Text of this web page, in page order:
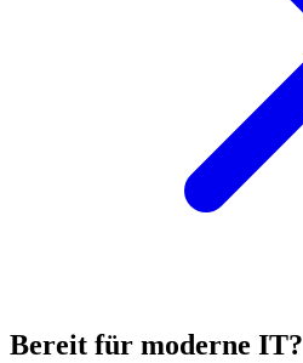
Bereit für moderne IT?